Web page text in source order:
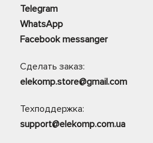
Telegram
WhatsApp
Facebook messanger
Сделать заказ:
elekomp.store@gmail.com
Техподдержка:
support@elekomp.com.ua